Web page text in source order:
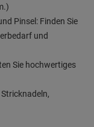
Pinsel: Finden Sie
und
Sie hochwertiges